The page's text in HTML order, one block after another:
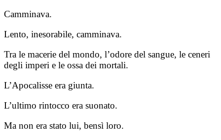
Camminava.
Lento, inesorabile, camminava.
Tra le macerie del mondo, l’odore del sangue, le ceneri
degli imperi e le ossa dei mortali.
L’Apocalisse era giunta.
L’ultimo rintocco era suonato.
Ma non era stato lui, bensì loro.